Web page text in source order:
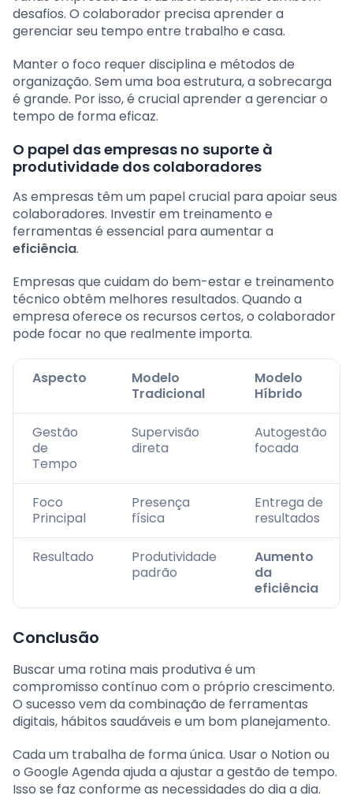
desafios. O colaborador precisa aprender a
gerenciar seu tempo entre trabalho e casa.
Manter o foco requer disciplina e métodos de
organização. Sem uma boa estrutura, a sobrecarga
é grande. Por isso, é crucial aprender a gerenciar o
tempo de forma eficaz.
O papel das empresas no suporte à
produtividade dos colaboradores
As empresas têm um papel crucial para apoiar seus
colaboradores. Investir em treinamento e
ferramentas é essencial para aumentar a
eficiência.
Empresas que cuidam do bem-estar e treinamento
técnico obtêm melhores resultados. Quando a
empresa oferece os recursos certos, o colaborador
pode focar no que realmente importa.
Aspecto
Modelo
Tradicional
Modelo
Híbrido
Gestão
de
Tempo
Supervisão
direta
Autogestão
focada
Foco
Principal
Presença
física
Entrega de
resultados
Resultado
Produtividade
padrão
Aumento
da
eficiência
Conclusão
Buscar uma rotina mais produtiva é um
compromisso contínuo com o próprio crescimento.
O sucesso vem da combinação de ferramentas
digitais, hábitos saudáveis e um bom planejamento.
Cada um trabalha de forma única. Usar o Notion ou
o Google Agenda ajuda a ajustar a gestão de tempo.
Isso se faz conforme as necessidades do dia a dia.